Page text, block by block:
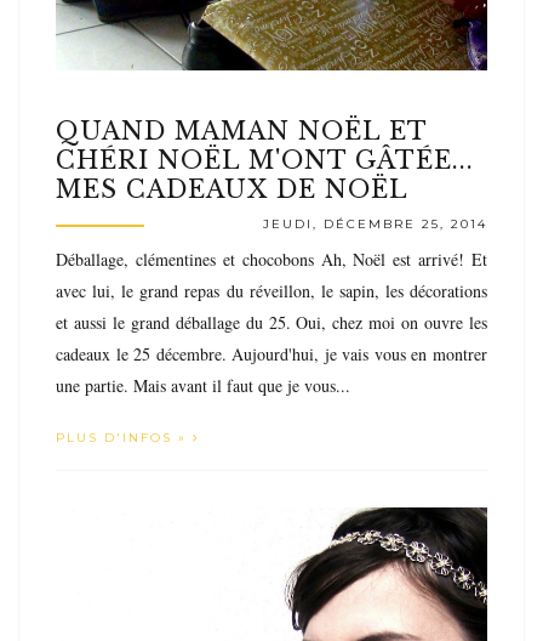
QUAND MAMAN NOËL ET
CHÉRI NOËL M'ONT GÂTÉE...
MES CADEAUX DE NOËL
JEUDI, DÉCEMBRE 25, 2014
Déballage, clémentines et chocobons Ah, Noël est arrivé! Et
avec lui, le grand repas du réveillon, le sapin, les décorations
et aussi le grand déballage du 25. Oui, chez moi on ouvre les
cadeaux le 25 décembre. Aujourd'hui, je vais vous en montrer
une partie. Mais avant il faut que je vous...
PLUS D'INFOS »